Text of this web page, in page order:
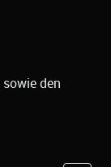
sowie den